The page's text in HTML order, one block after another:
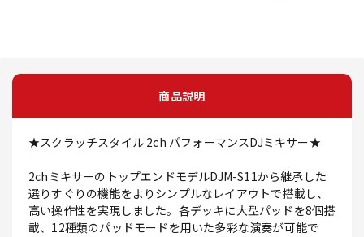
商品説明
★スクラッチスタイル 2ch パフォーマンスDJミキサー★
2chミキサーのトップエンドモデルDJM-S11から継承した
選りすぐりの機能をよりシンプルなレイアウトで搭載し、
高い操作性を実現しました。各デッキに大型パッドを8個搭
載、12種類のパッドモードを用いた多彩な演奏が可能で